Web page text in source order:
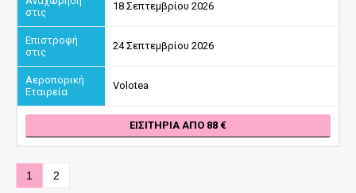
18 Σεπτεμβρίου 2026
24 Σεπτεμβρίου 2026
Volotea
ΕΙΣΙΤΉΡΙΑ ΑΠΌ 88
1 2